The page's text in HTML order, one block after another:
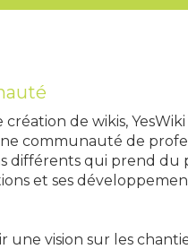
de wikis,
communauté de
différents qui prend du
et ses
une vision sur les